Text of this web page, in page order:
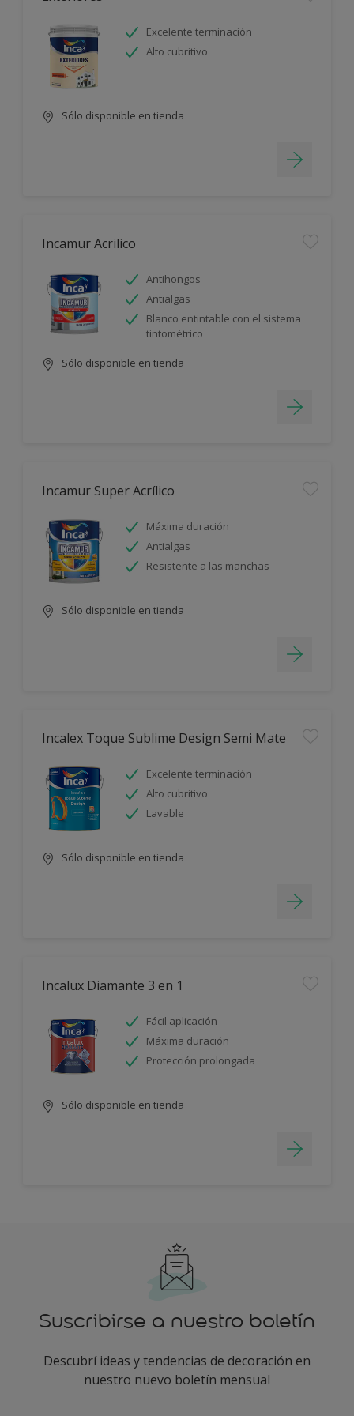
Excelente terminación
Alto cubritivo
Sólo disponible en tienda
Incamur Acrilico
Antihongos
Antialgas
Blanco entintable con el sistema
tintométrico
Sólo disponible en tienda
Incamur Super Acrílico
Máxima duración
Antialgas
Resistente a las manchas
Sólo disponible en tienda
Incalex Toque Sublime Design Semi Mate
Excelente terminación
Alto cubritivo
Lavable
Sólo disponible en tienda
Incalux Diamante 3 en 1
Fácil aplicación
Máxima duración
Protección prolongada
Sólo disponible en tienda
Suscribirse a nuestro boletín
Descubrí ideas y tendencias de decoración en
nuestro nuevo boletín mensual